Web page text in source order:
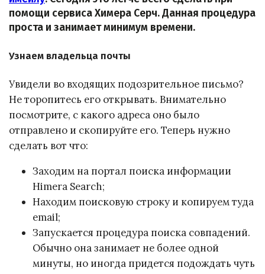
помощи сервиса Химера Серч. Данная процедура
проста и занимает минимум времени.
Узнаем владельца почты
Увидели во входящих подозрительное письмо?
Не торопитесь его открывать. Внимательно
посмотрите, с какого адреса оно было
отправлено и скопируйте его. Теперь нужно
сделать вот что:
Заходим на портал поиска информации
Himera Search;
Находим поисковую строку и копируем туда
email;
Запускается процедура поиска совпадений.
Обычно она занимает не более одной
минуты, но иногда придется подождать чуть